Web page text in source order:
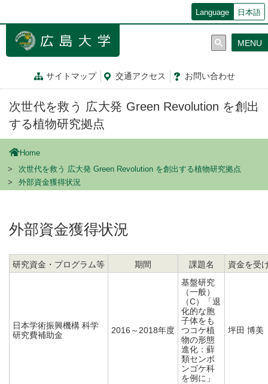
ン
Language 日本語
サイトマップ 交通アクセス お問い合わせ
MENU
次世代を救う 広大発 Green Revolution を創出
する植物研究拠点
Home
次世代を救う 広大発 Green Revolution を創出する植物研究拠点
外部資金獲得状況
外部資金獲得状況
研究資金・プログラム等 期間 課題名 資金を受
日本学術振興機構 科学
研究費補助金
2016～2018年度
基盤研究
（一般）
（C）「退
化的な胞
子体をも
つコケ植
物の形態
進化：蘚
類センボ
ンゴケ科
を例に」
坪田 博美